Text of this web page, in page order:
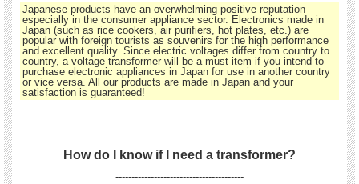
Japanese products have an overwhelming positive reputation
especially in the consumer appliance sector. Electronics made in
Japan (such as rice cookers, air purifiers, hot plates, etc.) are
popular with foreign tourists as souvenirs for the high performance
and excellent quality. Since electric voltages differ from country to
country, a voltage transformer will be a must item if you intend to
purchase electronic appliances in Japan for use in another country
or vice versa. All our products are made in Japan and your
satisfaction is guaranteed!
How do I know if I need a transformer?
----------------------------------------